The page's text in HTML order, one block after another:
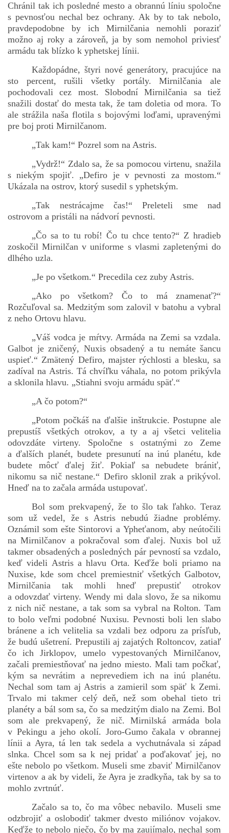
© 2026 eStránky.sk| RSS|WebSlice | Aktualizované 5. 8. 2026|
Hore ↑
Chránil tak ich posledné mesto a obrannú líniu spoločne
s pevnosťou nechal bez ochrany. Ak by to tak nebolo,
pravdepodobne by ich Mirnilčania nemohli poraziť
možno aj roky a zároveň, ja by som nemohol priviesť
armádu tak blízko k yphetskej línii.
Každopádne, štyri nové generátory, pracujúce na
sto percent, rušili všetky portály. Mirnilčania ale
pochodovali cez most. Slobodní Mirnilčania sa tiež
snažili dostať do mesta tak, že tam doletia od mora. To
ale strážila naša flotila s bojovými loďami, upravenými
pre boj proti Mirnilčanom.
„Tak kam!“ Pozrel som na Astris.
„Vydrž!“ Zdalo sa, že sa pomocou virtenu, snažila
s niekým spojiť. „Defiro je v pevnosti za mostom.“
Ukázala na ostrov, ktorý susedil s yphetským.
„Tak nestrácajme čas!“ Preleteli sme nad
ostrovom a pristáli na nádvorí pevnosti.
„Čo sa to tu robí! Čo tu chce tento?“ Z hradieb
zoskočil Mirnilčan v uniforme s vlasmi zapletenými do
dlhého uzla.
„Je po všetkom.“ Precedila cez zuby Astris.
„Ako po všetkom? Čo to má znamenať?“
Rozčuľoval sa. Medzitým som zalovil v batohu a vybral
z neho Ortovu hlavu.
„Váš vodca je mŕtvy. Armáda na Zemi sa vzdala.
Galbot je zničený, Nuxis obsadený a tu nemáte šancu
uspieť.“ Zmätený Defiro, majster rýchlosti a blesku, sa
zadíval na Astris. Tá chvíľku váhala, no potom prikývla
a sklonila hlavu. „Stiahni svoju armádu späť.“
„A čo potom?“
„Potom počkáš na ďalšie inštrukcie. Postupne ale
prepustíš všetkých otrokov, a ty a aj všetci velitelia
odovzdáte virteny. Spoločne s ostatnými zo Zeme
a ďalších planét, budete presunutí na inú planétu, kde
budete môcť ďalej žiť. Pokiaľ sa nebudete brániť,
nikomu sa nič nestane.“ Defiro sklonil zrak a prikývol.
Hneď na to začala armáda ustupovať.
Bol som prekvapený, že to šlo tak ľahko. Teraz
som už vedel, že s Astris nebudú žiadne problémy.
Oznámil som ešte Sintorovi a Ypheťanom, aby neútočili
na Mirnilčanov a pokračoval som ďalej. Nuxis bol už
takmer obsadených a posledných pár pevností sa vzdalo,
keď videli Astris a hlavu Orta. Keďže boli priamo na
Nuxise, kde som chcel premiestniť všetkých Galbotov,
Mirnilčania tak mohli hneď prepustiť otrokov
a odovzdať virteny. Wendy mi dala slovo, že sa nikomu
z nich nič nestane, a tak som sa vybral na Rolton. Tam
to bolo veľmi podobné Nuxisu. Pevnosti boli len slabo
bránene a ich velitelia sa vzdali bez odporu za prísľub,
že budú ušetrení. Prepustili aj zajatých Roltoncov, zatiaľ
čo ich Jirklopov, umelo vypestovaných Mirnilčanov,
začali premiestňovať na jedno miesto. Mali tam počkať,
kým sa nevrátim a neprevediem ich na inú planétu.
Nechal som tam aj Astris a zamieril som späť k Zemi.
Trvalo mi takmer celý deň, než som obehal tieto tri
planéty a bál som sa, čo sa medzitým dialo na Zemi. Bol
som ale prekvapený, že nič. Mirnilská armáda bola
v Pekingu a jeho okolí. Joro-Gumo čakala v obrannej
línii a Ayra, tá len tak sedela a vychutnávala si západ
slnka. Chcel som sa k nej pridať a poďakovať jej, no
ešte nebolo po všetkom. Museli sme zbaviť Mirnilčanov
virtenov a ak by videli, že Ayra je zradkyňa, tak by sa to
mohlo zvrtnúť.
Začalo sa to, čo ma vôbec nebavilo. Museli sme
odzbrojiť a oslobodiť takmer dvesto miliónov vojakov.
Keďže to nebolo niečo, čo by ma zaujímalo, nechal som